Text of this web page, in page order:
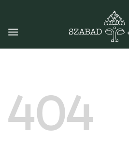
content
404